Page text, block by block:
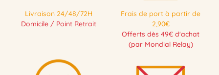
Livraison 24/48/72H
Domicile / Point Retrait
Frais de port à partir de
2,90€
Offerts dès 49€ d'achat
(par Mondial Relay)